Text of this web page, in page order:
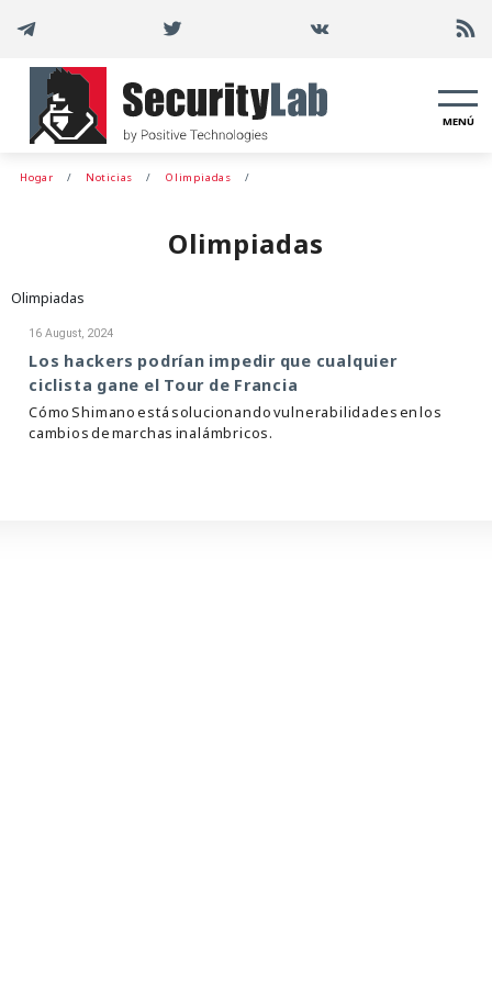
MENÚ
Hogar Noticias Olimpiadas
Olimpiadas
Olimpiadas
16 August, 2024
Los hackers podrían impedir que cualquier
ciclista gane el Tour de Francia
Cómo Shimano está solucionando vulnerabilidades en los
cambios de marchas inalámbricos.